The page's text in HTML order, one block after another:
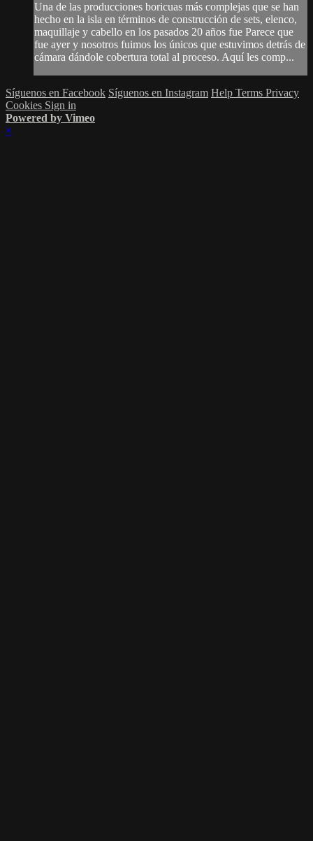
Una de las producciones boricuas más complejas que se han
hecho en la isla en términos de construcción de sets, elenco,
maquillaje y cabello en los pasados 20 años fue Parece que
fue ayer y nosotros fuimos los únicos que estuvimos detrás de
cámara dándole cobertura total al proceso. Aquí les comp...
Síguenos en Facebook Síguenos en Instagram Help Terms Privacy
Cookies Sign in
Powered by Vimeo
×